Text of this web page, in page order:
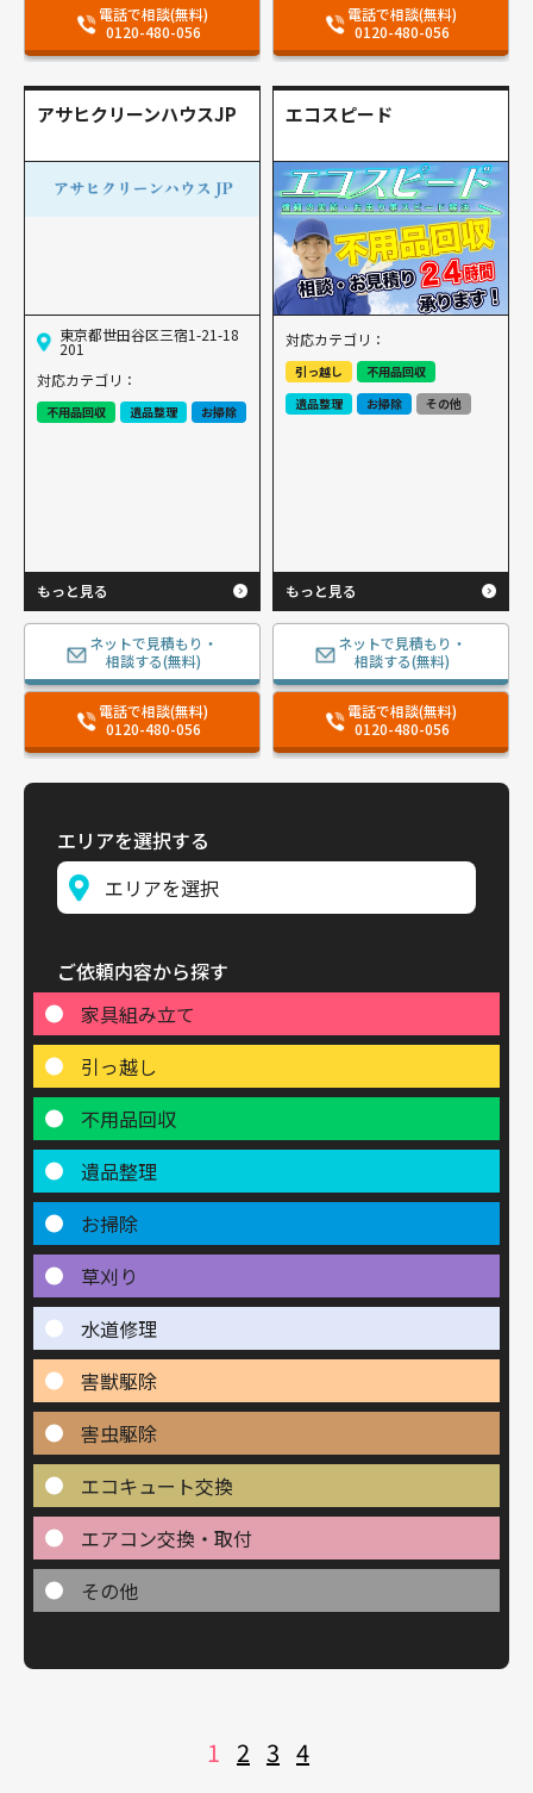
電話で相談(無料)
0120-480-056
電話で相談(無料)
0120-480-056
アサヒクリーンハウスJP
東京都世田谷区三宿1-21-18
201
対応カテゴリ：
不用品回収 遺品整理 お掃除
もっと見る
ネットで見積もり・
相談する(無料)
電話で相談(無料)
0120-480-056
エコスピード
対応カテゴリ：
引っ越し
不用品回収
遺品整理
お掃除 その他
もっと見る
ネットで見積もり・
相談する(無料)
電話で相談(無料)
0120-480-056
エリアを選択する
ご依頼内容から探す
家具組み立て
引っ越し
不用品回収
遺品整理
お掃除
草刈り
水道修理
害獣駆除
害虫駆除
エコキュート交換
エアコン交換・取付
その他
1 2 3 4